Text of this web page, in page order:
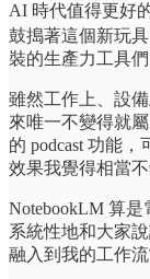
AI 時代值得更好
鼓搗著這個新玩
裝的生產力工具們
雖然工作上、設
來唯一不變得就
的 podcast 功能
效果我覺得相當不
NotebookLM 算
系統性地和大家
融入到我的工作